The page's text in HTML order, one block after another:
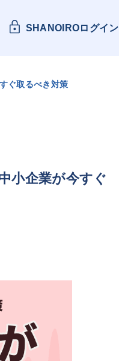
SHANOIROログイン
ぐ取るべき対策
小企業が今すぐ